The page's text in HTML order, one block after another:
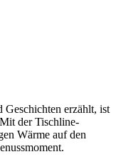
Geschichten erzählt, ist
der Tischline-
Wärme auf den